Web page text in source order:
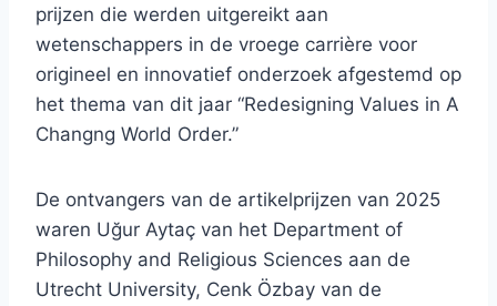
prijzen die werden uitgereikt aan
wetenschappers in de vroege carrière voor
origineel en innovatief onderzoek afgestemd op
het thema van dit jaar “Redesigning Values ​​in A
Changng World Order.”
De ontvangers van de artikelprijzen van 2025
waren Uğur Aytaç van het Department of
Philosophy and Religious Sciences aan de
Utrecht University, Cenk Özbay van de